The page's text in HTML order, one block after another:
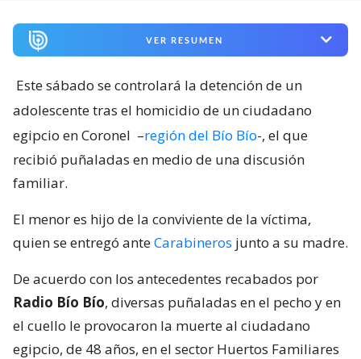
VER RESUMEN
Este sábado se controlará la detención de un
adolescente tras el homicidio de un ciudadano
egipcio en Coronel –región del Bío Bío-, el que
recibió puñaladas en medio de una discusión
familiar.
El menor es hijo de la conviviente de la víctima,
quien se entregó anteCarabineros junto a su madre.
De acuerdo con los antecedentes recabados por
Radio Bío Bío, diversas puñaladas en el pecho y en
el cuello le provocaron la muerte al ciudadano
egipcio, de 48 años, en el sector Huertos Familiares